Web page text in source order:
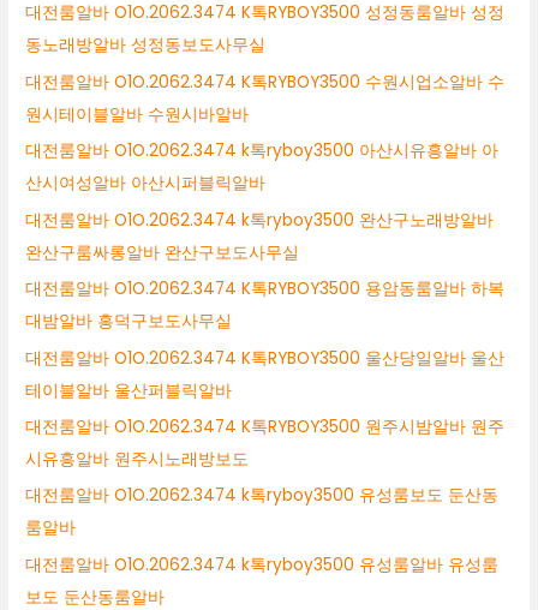
대전룸알바 O1O.2062.3474 K톡RYBOY3500 성정동룸알바 성정
동노래방알바 성정동보도사무실
대전룸알바 O1O.2062.3474 K톡RYBOY3500 수원시업소알바 수
원시테이블알바 수원시바알바
대전룸알바 O1O.2062.3474 k톡ryboy3500 아산시유흥알바 아
산시여성알바 아산시퍼블릭알바
대전룸알바 O1O.2062.3474 k톡ryboy3500 완산구노래방알바
완산구룸싸롱알바 완산구보도사무실
대전룸알바 O1O.2062.3474 K톡RYBOY3500 용암동룸알바 하복
대밤알바 흥덕구보도사무실
대전룸알바 O1O.2062.3474 K톡RYBOY3500 울산당일알바 울산
테이블알바 울산퍼블릭알바
대전룸알바 O1O.2062.3474 K톡RYBOY3500 원주시밤알바 원주
시유흥알바 원주시노래방보도
대전룸알바 O1O.2062.3474 k톡ryboy3500 유성룸보도 둔산동
룸알바
대전룸알바 O1O.2062.3474 k톡ryboy3500 유성룸알바 유성룸
보도 둔산동룸알바